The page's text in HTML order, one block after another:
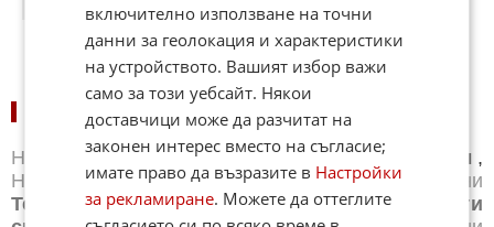
10.06.2025
Новини Бг футбол ,Новини Световен футбол ,
Новини
Баскетбол , Новини Волейбол ,
Новини
Тенис
,Новини Бойни спортове ,Новини
Други
включително използване на точни
данни за геолокация и характеристики
на устройството. Вашият избор важи
само за този уебсайт. Някои
доставчици може да разчитат на
законен интерес вместо на съгласие;
имате право да възразите в Настройки
за рекламиране. Можете да оттеглите